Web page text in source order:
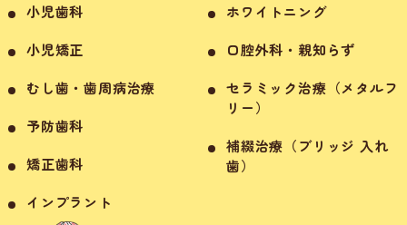
小児歯科
小児矯正
むし歯・歯周病治療
予防歯科
矯正歯科
インプラント
ホワイトニング
口腔外科・親知らず
セラミック治療（メタルフ
リー）
補綴治療（ブリッジ 入れ
歯）